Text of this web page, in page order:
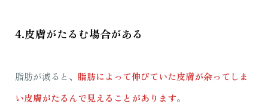
4.皮膚がたるむ場合がある
脂肪が減ると、 脂肪によって伸びていた皮膚が余ってしま
い皮膚がたるんで見えることがあります。